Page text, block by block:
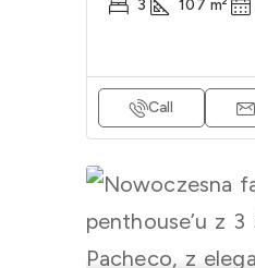
3 107 m²
Call